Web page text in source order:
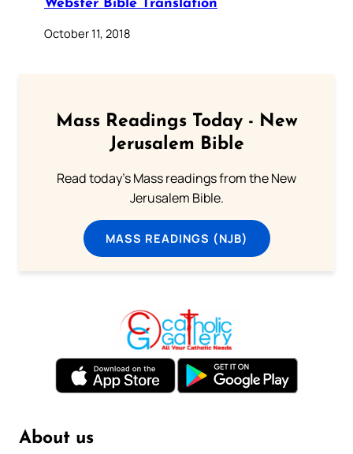
Webster Bible Translation
October 11, 2018
Mass Readings Today - New
Jerusalem Bible
Read today's Mass readings from the New
Jerusalem Bible.
MASS READINGS (NJB)
About us